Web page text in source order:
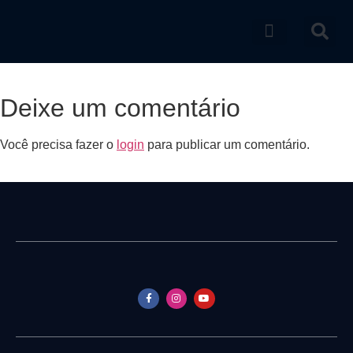
Deixe um comentário
Você precisa fazer o login para publicar um comentário.